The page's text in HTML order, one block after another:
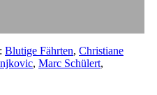
Blutige Fährten, Christiane
, Marc Schülert,